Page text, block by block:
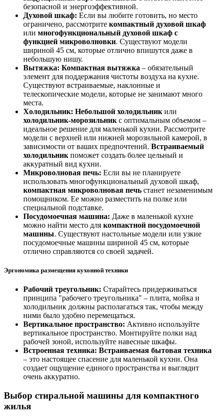
безопасной и энергоэффективной.
Духовой шкаф: Если вы любите готовить, но место
ограничено, рассмотрите компактный духовой шкаф
или многофункциональный духовой шкаф с
функцией микроволновки. Существуют модели
шириной 45 см, которые отлично впишутся даже в
небольшую нишу.
Вытяжка: Компактная вытяжка – обязательный
элемент для поддержания чистоты воздуха на кухне.
Существуют встраиваемые, наклонные и
телескопические модели, которые не занимают много
места.
Холодильник: Небольшой холодильник или
холодильник-морозильник с оптимальным объемом –
идеальное решение для маленькой кухни. Рассмотрите
модели с верхней или нижней морозильной камерой, в
зависимости от ваших предпочтений. Встраиваемый
холодильник поможет создать более цельный и
аккуратный вид кухни.
Микроволновая печь: Если вы не планируете
использовать многофункциональный духовой шкаф,
компактная микроволновая печь станет незаменимым
помощником. Ее можно разместить на полке или
специальной подставке.
Посудомоечная машина: Даже в маленькой кухне
можно найти место для компактной посудомоечной
машины. Существуют настольные модели или узкие
посудомоечные машины шириной 45 см, которые
отлично справляются со своей задачей.
Эргономика размещения кухонной техники
Рабочий треугольник: Старайтесь придерживаться
принципа "рабочего треугольника" – плита, мойка и
холодильник должны располагаться так, чтобы между
ними было удобно перемещаться.
Вертикальное пространство: Активно используйте
вертикальное пространство. Монтируйте полки над
рабочей зоной, используйте навесные шкафы.
Встроенная техника: Встраиваемая бытовая техника
– это настоящее спасение для маленькой кухни. Она
создает ощущение единого пространства и выглядит
очень аккуратно.
Выбор стиральной машины для компактного
жилья